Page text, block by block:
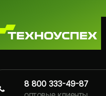
8 800 333-49-87